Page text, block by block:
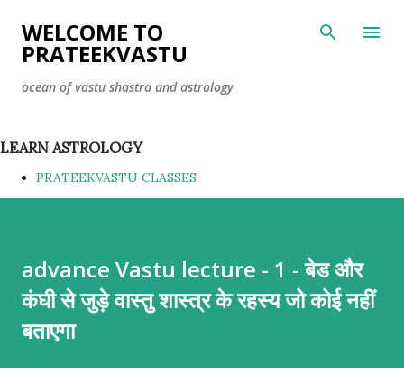
Skip to main content
WELCOME TO
PRATEEKVASTU
ocean of vastu shastra and astrology
LEARN ASTROLOGY
PRATEEKVASTU CLASSES
advance Vastu lecture - 1 - बेड और
कंघी से जुड़े वास्तु शास्त्र के रहस्य जो कोई नहीं
बताएगा